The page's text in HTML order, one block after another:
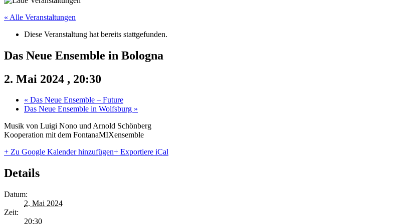
« Alle Veranstaltungen
Diese Veranstaltung hat bereits stattgefunden.
Das Neue Ensemble in Bologna
2. Mai 2024 , 20:30
« Das Neue Ensemble – Future
Das Neue Ensemble in Wolfsburg »
Musik von Luigi Nono und Arnold Schönberg
Kooperation mit dem FontanaMIXensemble
+ Zu Google Kalender hinzufügen+ Exportiere iCal
Details
Datum:
2. Mai 2024
Zeit:
20:30